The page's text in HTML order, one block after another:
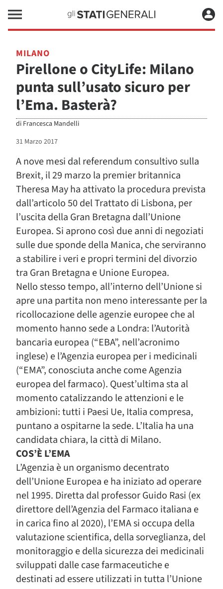
MILANO
Pirellone o CityLife: Milano
punta sull’usato sicuro per
l’Ema. Basterà?
di Francesca Mandelli
31 Marzo 2017
A nove mesi dal referendum consultivo sulla
Brexit, il 29 marzo la premier britannica
Theresa May ha attivato la procedura prevista
dall’articolo 50 del Trattato di Lisbona, per
l’uscita della Gran Bretagna dall’Unione
Europea. Si aprono così due anni di negoziati
sulle due sponde della Manica, che serviranno
a stabilire i veri e propri termini del divorzio
tra Gran Bretagna e Unione Europea.
Nello stesso tempo, all’interno dell’Unione si
apre una partita non meno interessante per la
ricollocazione delle agenzie europee che al
momento hanno sede a Londra: l’Autorità
bancaria europea (“EBA”, nell’acronimo
inglese) e l’Agenzia europea per i medicinali
(“EMA”, conosciuta anche come Agenzia
europea del farmaco). Quest’ultima sta al
momento catalizzando le attenzioni e le
ambizioni: tutti i Paesi Ue, Italia compresa,
puntano a ospitarne la sede. L’Italia ha una
candidata chiara, la città di Milano.
COS’È L’EMA
L’Agenzia è un organismo decentrato
dell’Unione Europea e ha iniziato ad operare
nel 1995. Diretta dal professor Guido Rasi (ex
direttore dell’Agenzia del Farmaco italiana e
in carica fino al 2020), l’EMA si occupa della
valutazione scientifica, della sorveglianza, del
monitoraggio e della sicurezza dei medicinali
sviluppati dalle case farmaceutiche e
destinati ad essere utilizzati in tutta l’Unione